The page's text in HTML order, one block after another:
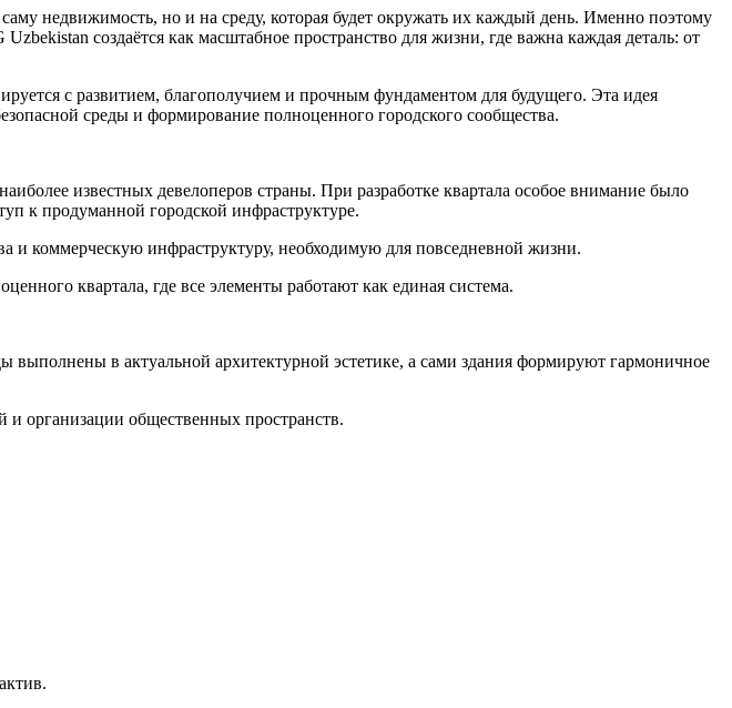
недвижимость, но и на среду, которая будет окружать их каждый день. Именно поэтому
создаётся как масштабное пространство для жизни, где важна каждая деталь: от
с развитием, благополучием и прочным фундаментом для будущего. Эта идея
среды и формирование полноценного городского сообщества.
известных девелоперов страны. При разработке квартала особое внимание было
к продуманной городской инфраструктуре.
и коммерческую инфраструктуру, необходимую для повседневной жизни.
квартала, где все элементы работают как единая система.
выполнены в актуальной архитектурной эстетике, а сами здания формируют гармоничное
организации общественных пространств.